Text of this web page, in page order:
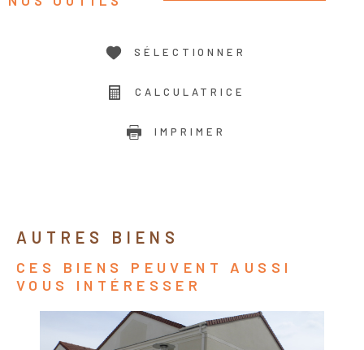
SÉLECTIONNER
CALCULATRICE
IMPRIMER
AUTRES BIENS
CES BIENS PEUVENT AUSSI
VOUS INTÉRESSER